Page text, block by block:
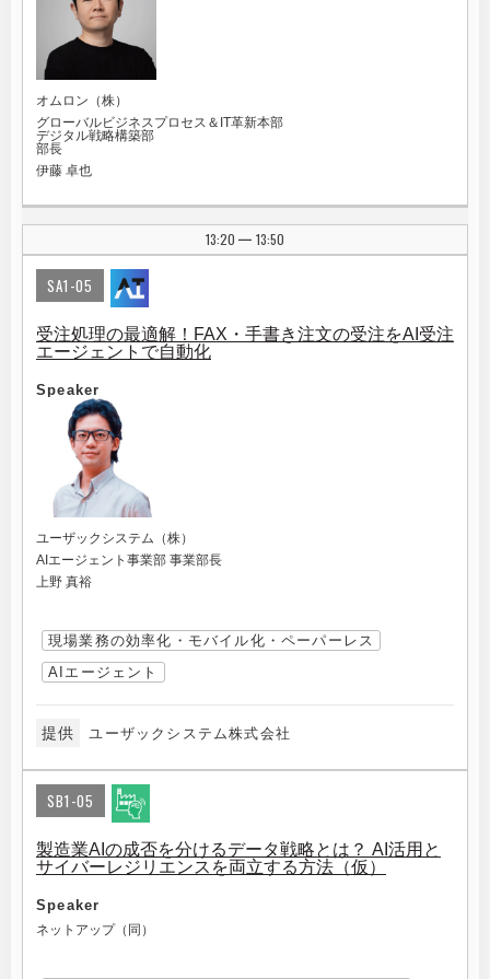
オムロン（株）
グローバルビジネスプロセス＆IT革新本部
デジタル戦略構築部
部長
伊藤 卓也
13:20 | 13:50
SA1-05
受注処理の最適解！FAX・手書き注文の受注をAI受注
エージェントで自動化
Speaker
ユーザックシステム（株）
AIエージェント事業部 事業部長
上野 真裕
現場業務の効率化・モバイル化・ペーパーレス
AIエージェント
提供 ユーザックシステム株式会社
SB1-05
製造業AIの成否を分けるデータ戦略とは？ AI活用と
サイバーレジリエンスを両立する方法（仮）
Speaker
ネットアップ（同）